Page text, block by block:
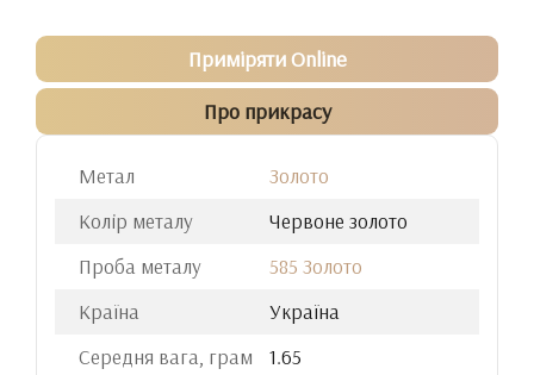
Приміряти Online
Про прикрасу
Метал
Золото
Колір металу
Червоне золото
Проба металу
585 Золото
Країна
Україна
Середня вага, грам
1.65